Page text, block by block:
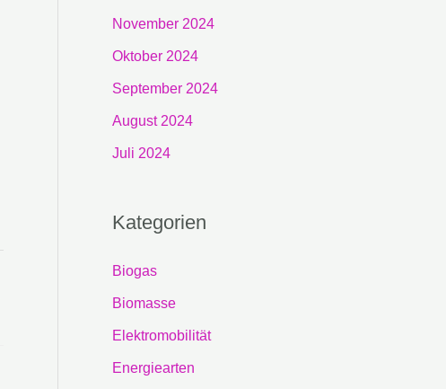
November 2024
Oktober 2024
September 2024
August 2024
Juli 2024
Kategorien
Biogas
Biomasse
Elektromobilität
Energiearten